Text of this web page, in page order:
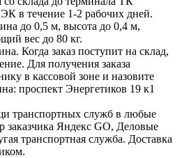
в течение 1-2 рабочих дней.
до 0,5 м, высота до 0,4 м,
вес до 80 кг.
Когда заказ поступит на склад,
Для получения заказа
в кассовой зоне и назовите
проспект Энергетиков 19 к1
транспортных служб в любые
Яндекс GO, Деловые
транспортная служба. Доставка